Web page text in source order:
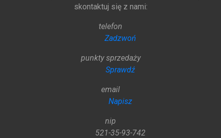
skontaktuj się z nami:
telefon
Zadzwoń
punkty sprzedaży
Sprawdź
email
Napisz
nip
521-35-93-742